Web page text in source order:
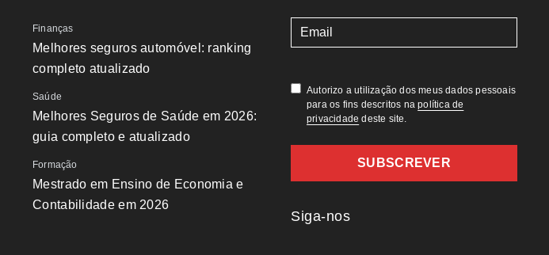
Finanças
Melhores seguros automóvel: ranking
completo atualizado
Saúde
Melhores Seguros de Saúde em 2026:
guia completo e atualizado
Formação
Mestrado em Ensino de Economia e
Contabilidade em 2026
(Obrigatório)
Autorizo a utilização dos meus dados pessoais
para os fins descritos napolítica de
privacidade deste site.
Siga-nos